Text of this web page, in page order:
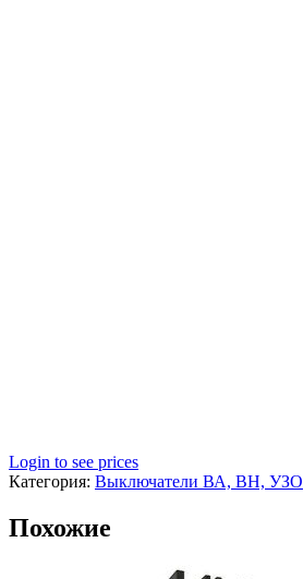
Login to see prices
Категория: Выключатели ВА, ВН, УЗО
Похожие